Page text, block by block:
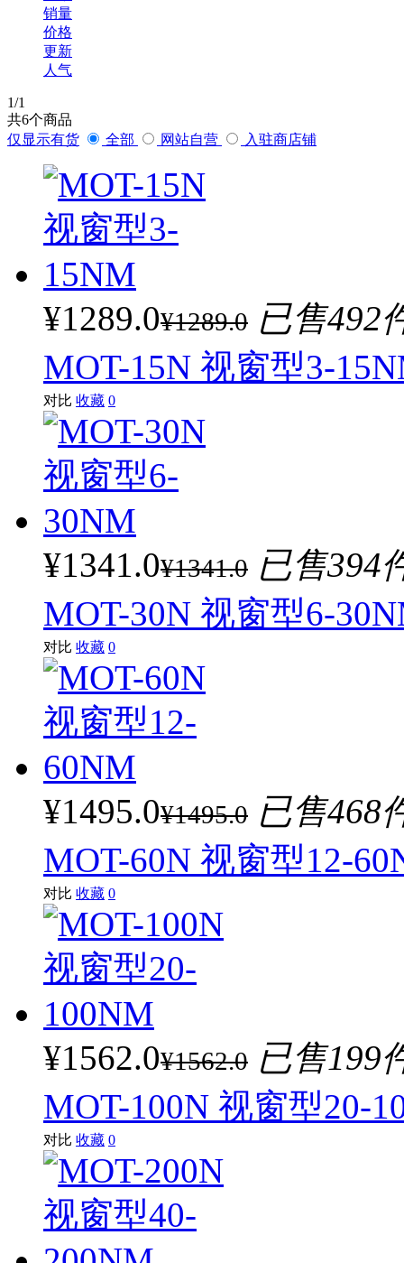
销量
价格
更新
人气
1/1
共6个商品
仅显示有货
全部 网站自营 入驻商店铺
¥1289.0¥1289.0 已售492
MOT-15N 视窗型3-
对比 收藏 0
¥1341.0¥1341.0 已售394
MOT-30N 视窗型6-
对比 收藏 0
¥1495.0¥1495.0 已售468
MOT-60N 视窗型12-
对比 收藏 0
¥1562.0¥1562.0 已售199
MOT-100N 视窗型20-
对比 收藏 0